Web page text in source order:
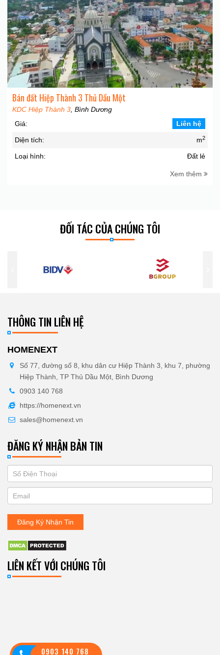
Bán đất Hiệp Thành 3 Thủ Dầu Một
KDC Hiệp Thành 3 , Bình Dương
Giá:
Liên hệ
Diện tích: m2
Loại hình: Đất lẻ
Xem thêm
ĐỐI TÁC CỦA CHÚNG TÔI
THÔNG TIN LIÊN HỆ
HOMENEXT
Số 77, đường số 8, khu dân cư Hiệp Thành 3, khu 7, phường
Hiệp Thành, TP Thủ Dầu Một, Bình Dương
0903 140 768
https://homenext.vn
sales@homenext.vn
ĐĂNG KÝ NHẬN BẢN TIN
ĐĂNG
KÝ
NHẬN
BẢN
TIN
you
are
human,
leave
this
blank.
Đăng Ký Nhận Tin
LIÊN KẾT VỚI CHÚNG TÔI
0903 140 768